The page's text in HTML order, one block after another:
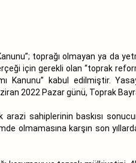
toprağı olmayan ya da
için gerekli olan “toprak
Kanunu” kabul edilmiştir.
2022 Pazar günü, Toprak
sahiplerinin baskısı
olmamasına karşın son